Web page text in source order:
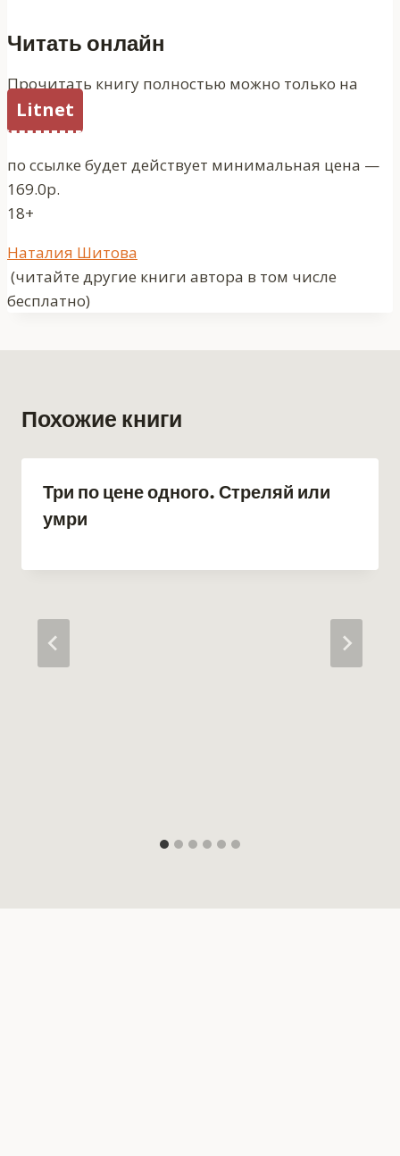
Читать онлайн
Прочитать книгу полностью можно только на
Litnet
по ссылке будет действует минимальная цена —
169.0р.
18+
Метки
записи:
Наталия Шитова
(читайте другие книги автора в том числе
бесплатно)
Похожие книги
Три по цене одного. Стреляй или
умри